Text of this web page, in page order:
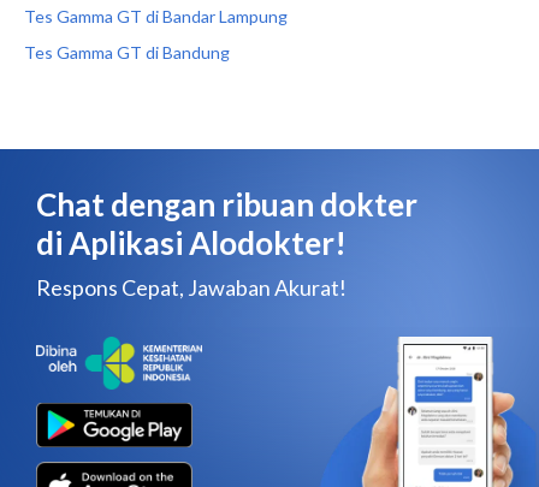
Tes Gamma GT di Bandar Lampung
Tes Gamma GT di Bandung